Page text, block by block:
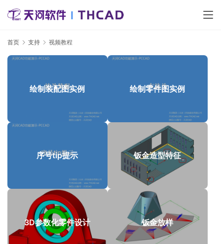
首页 支持 视频教程
绘制装配图实例 绘制零件图实例
序号tip提示 钣金造型特征
3D参数化零件设计 钣金放样